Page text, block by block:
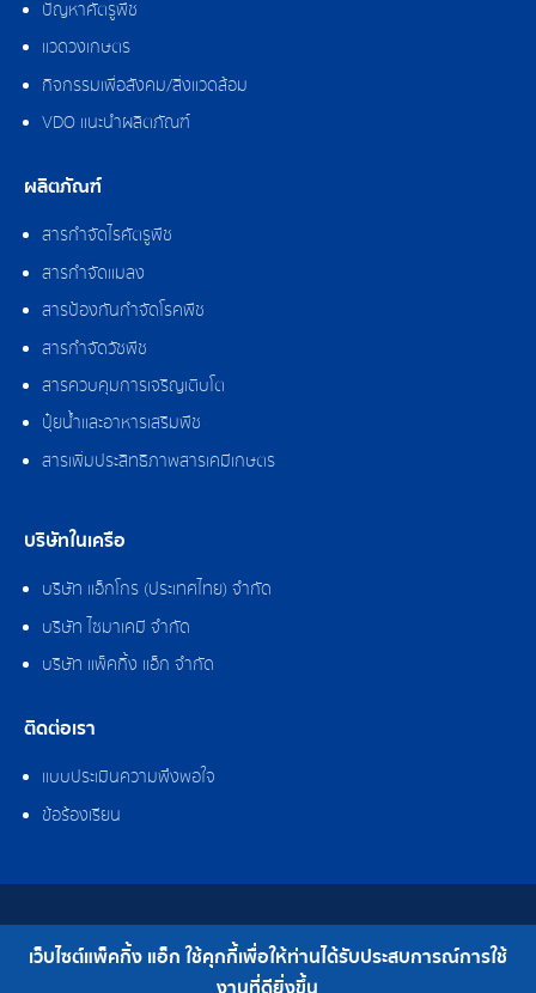
ปัญหาศัตรูพืช
แวดวงเกษตร
กิจกรรมเพื่อสังคม/สิ่งแวดล้อม
VDO แนะนำผลิตภัณฑ์
ผลิตภัณฑ์
สารกำจัดไรศัตรูพืช
สารกำจัดแมลง
สารป้องกันกำจัดโรคพืช
สารกำจัดวัชพืช
สารควบคุมการเจริญเติบโต
ปุ๋ยน้ำและอาหารเสริมพืช
สารเพิ่มประสิทธิภาพสารเคมีเกษตร
บริษัทในเครือ
บริษัท แอ็กโกร (ประเทศไทย) จำกัด
บริษัท ไซมาเคมี จำกัด
บริษัท แพ็คกิ้ง แอ็ก จำกัด
ติดต่อเรา
แบบประเมินความพึงพอใจ
ข้อร้องเรียน
สงวนลิขสิทธิ์ © 2562 บริษัท แพ็คกิ้ง แอ็ก จำกัด
เบอร์โทร : 0-2308-2102 | โทรสาร : 0-2308-2487
เว็บไซต์แพ็คกิ้ง แอ็ก ใช้คุกกี้เพื่อให้ท่านได้รับประสบการณ์การใช้